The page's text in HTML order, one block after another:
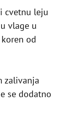
cvetnu leju
vlage u
od
zalivanja
se dodatno